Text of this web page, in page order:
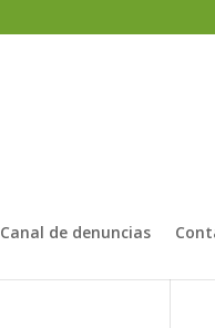
Canal de denuncias